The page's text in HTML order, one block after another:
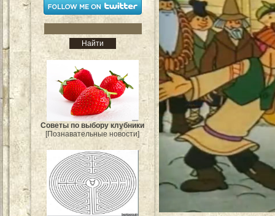
Советы по выбору клубники
[Познавательные новости]